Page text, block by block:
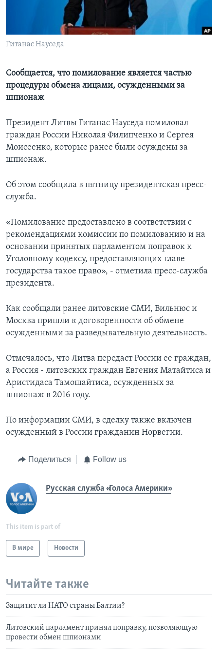
Learning English
СОЦИАЛЬНЫЕ СЕТИ
Языки
Гитанас Науседа
Сообщается, что помилование является частью
процедуры обмена лицами, осужденными за
шпионаж
Президент Литвы Гитанас Науседа помиловал
граждан России Николая Филипченко и Сергея
Моисеенко, которые ранее были осуждены за
шпионаж.
Об этом сообщила в пятницу президентская пресс-
служба.
«Помилование предоставлено в соответствии с
рекомендациями комиссии по помилованию и на
основании принятых парламентом поправок к
Уголовному кодексу, предоставляющих главе
государства такое право», - отметила пресс-служба
президента.
Как сообщали ранее литовские СМИ, Вильнюс и
Москва пришли к договоренности об обмене
осужденными за разведывательную деятельность.
Отмечалось, что Литва передаст России ее граждан,
а Россия - литовских граждан Евгения Матайтиса и
Аристидаса Тамошайтиса, осужденных за
шпионаж в 2016 году.
По информации СМИ, в сделку также включен
осужденный в России гражданин Норвегии.
Поделиться Follow us
Русская служба «Голоса Америки»
This item is part of
В мире Новости
Читайте также
Защитит ли НАТО страны Балтии?
Литовский парламент принял поправку, позволяющую
провести обмен шпионами